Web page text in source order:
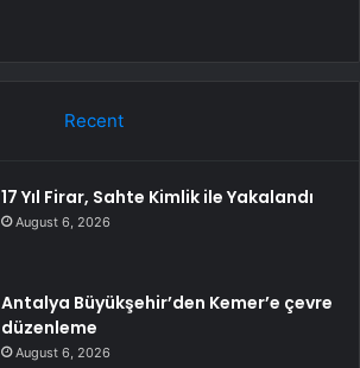
Recent
17 Yıl Firar, Sahte Kimlik ile Yakalandı
August 6, 2026
Antalya Büyükşehir’den Kemer’e çevre
düzenleme
August 6, 2026